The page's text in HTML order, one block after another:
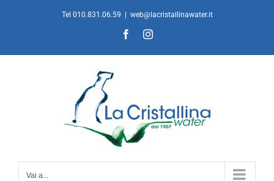
Tel 010.831.06.59 web@lacristallinawater.it
FacebookInstagram
Vai a...